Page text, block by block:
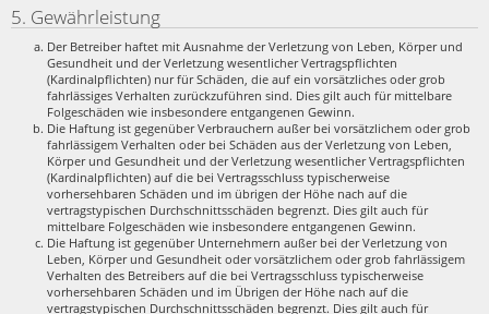
5. Gewährleistung
Der Betreiber haftet mit Ausnahme der Verletzung von Leben, Körper und
Gesundheit und der Verletzung wesentlicher Vertragspflichten
(Kardinalpflichten) nur für Schäden, die auf ein vorsätzliches oder grob
fahrlässiges Verhalten zurückzuführen sind. Dies gilt auch für mittelbare
Folgeschäden wie insbesondere entgangenen Gewinn.
Die Haftung ist gegenüber Verbrauchern außer bei vorsätzlichem oder grob
fahrlässigem Verhalten oder bei Schäden aus der Verletzung von Leben,
Körper und Gesundheit und der Verletzung wesentlicher Vertragspflichten
(Kardinalpflichten) auf die bei Vertragsschluss typischerweise
vorhersehbaren Schäden und im übrigen der Höhe nach auf die
vertragstypischen Durchschnittsschäden begrenzt. Dies gilt auch für
mittelbare Folgeschäden wie insbesondere entgangenen Gewinn.
Die Haftung ist gegenüber Unternehmern außer bei der Verletzung von
Leben, Körper und Gesundheit oder vorsätzlichem oder grob fahrlässigem
Verhalten des Betreibers auf die bei Vertragsschluss typischerweise
vorhersehbaren Schäden und im Übrigen der Höhe nach auf die
vertragstypischen Durchschnittsschäden begrenzt. Dies gilt auch für